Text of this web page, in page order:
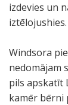
izdevies un
iztēlojushies.
Windsora
nedomājam
pils apskatīt
kamēr bērni